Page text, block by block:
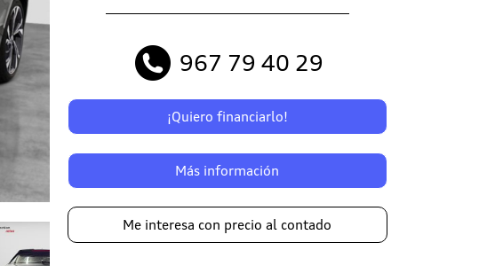
967 79 40 29
¡Quiero financiarlo!
Más información
Me interesa con precio al contado